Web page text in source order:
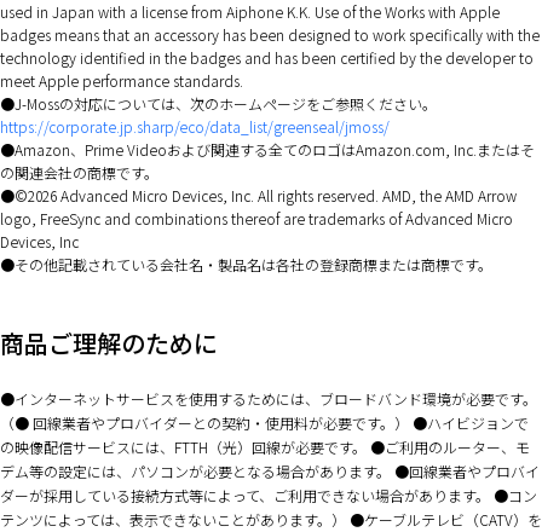
used in Japan with a license from Aiphone K.K. Use of the Works with Apple
badges means that an accessory has been designed to work specifically with the
technology identified in the badges and has been certified by the developer to
meet Apple performance standards.
J-Mossの対応については、次のホームページをご参照ください。
https://corporate.jp.sharp/eco/data_list/greenseal/jmoss/
Amazon、Prime Videoおよび関連する全てのロゴはAmazon.com, Inc.またはそ
の関連会社の商標です。
©2026 Advanced Micro Devices, Inc. All rights reserved. AMD, the AMD Arrow
logo, FreeSync and combinations thereof are trademarks of Advanced Micro
Devices, Inc
その他記載されている会社名・製品名は各社の登録商標または商標です。
商品ご理解のために
インターネットサービスを使用するためには、ブロードバンド環境が必要です。
（● 回線業者やプロバイダーとの契約・使用料が必要です。）
ハイビジョンで
の映像配信サービスには、FTTH（光）回線が必要です。
ご利用のルーター、モ
デム等の設定には、パソコンが必要となる場合があります。
回線業者やプロバイ
ダーが採用している接続方式等によって、ご利用できない場合があります。
コン
テンツによっては、表示できないことがあります。）
ケーブルテレビ（CATV）を